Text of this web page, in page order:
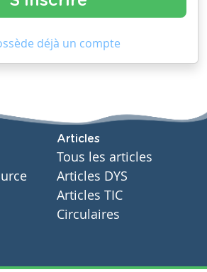
déjà un compte
Articles
Tous les articles
Articles DYS
Articles TIC
Circulaires